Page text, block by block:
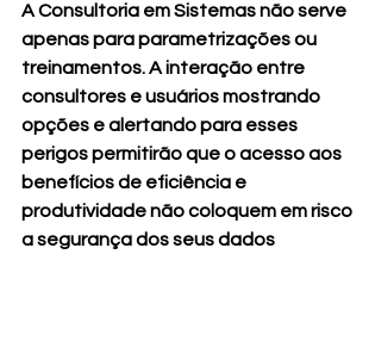
A Consultoria em Sistemas não serve
apenas para parametrizações ou
treinamentos. A interação entre
consultores e usuários mostrando
opções e alertando para esses
perigos permitirão que o acesso aos
benefícios de eficiência e
produtividade não coloquem em risco
a segurança dos seus dados